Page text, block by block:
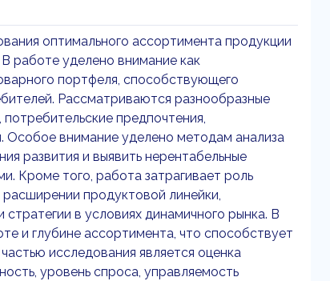
оптимального ассортимента продукции
работе уделено внимание как
портфеля, способствующего
Рассматриваются разнообразные
предпочтения,
Особое внимание уделено методам анализа
развития и выявить нерентабельные
Кроме того, работа затрагивает роль
продуктовой линейки,
в условиях динамичного рынка. В
и глубине ассортимента, что способствует
исследования является оценка
уровень спроса, управляемость